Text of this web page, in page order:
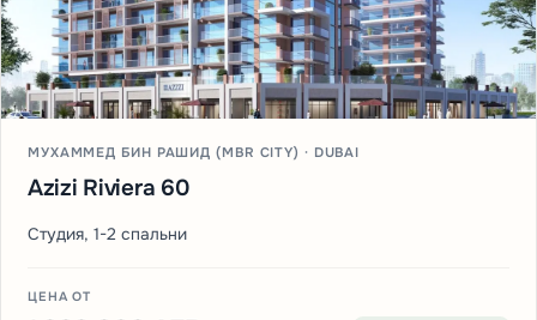
МУХАММЕД БИН РАШИД (MBR CITY) · DUBAI
Azizi Riviera 60
Студия, 1-2 спальни
ЦЕНА ОТ